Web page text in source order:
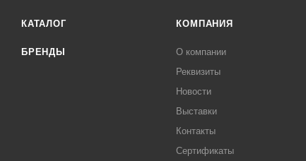
КАТАЛОГ
БРЕНДЫ
КОМПАНИЯ
О компании
Реквизиты
Новости
Выставки
Контакты
Сертификаты